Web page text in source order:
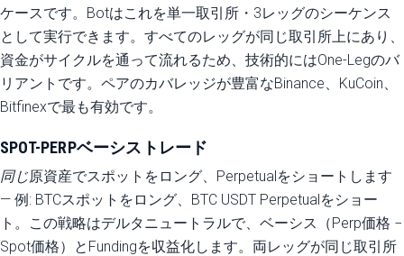
ケースです。Botはこれを単一取引所・3レッグのシーケンス
として実行できます。すべてのレッグが同じ取引所上にあり、
資金がサイクルを通って流れるため、技術的にはOne-Legのバ
リアントです。ペアのカバレッジが豊富なBinance、KuCoin、
Bitfinexで最も有効です。
SPOT-PERPベーシストレード
同じ原資産でスポットをロング、Perpetualをショートします
— 例: BTCスポットをロング、BTC USDT Perpetualをショー
ト。この戦略はデルタニュートラルで、ベーシス（Perp価格 −
Spot価格）とFundingを収益化します。両レッグが同じ取引所